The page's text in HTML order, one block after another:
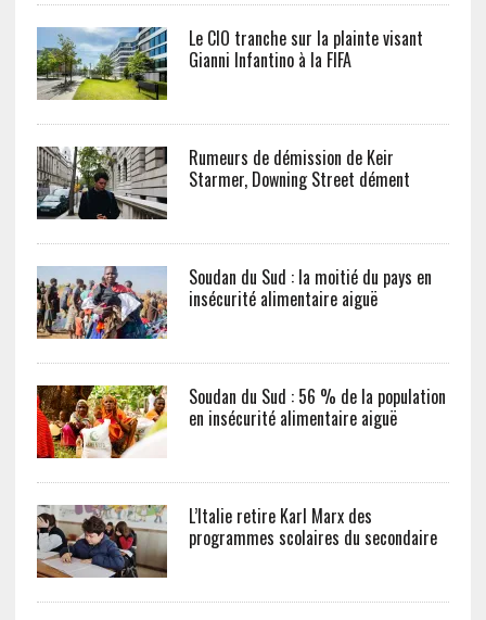
Le CIO tranche sur la plainte visant
Gianni Infantino à la FIFA
Rumeurs de démission de Keir
Starmer, Downing Street dément
Soudan du Sud : la moitié du pays en
insécurité alimentaire aiguë
Soudan du Sud : 56 % de la population
en insécurité alimentaire aiguë
L’Italie retire Karl Marx des
programmes scolaires du secondaire